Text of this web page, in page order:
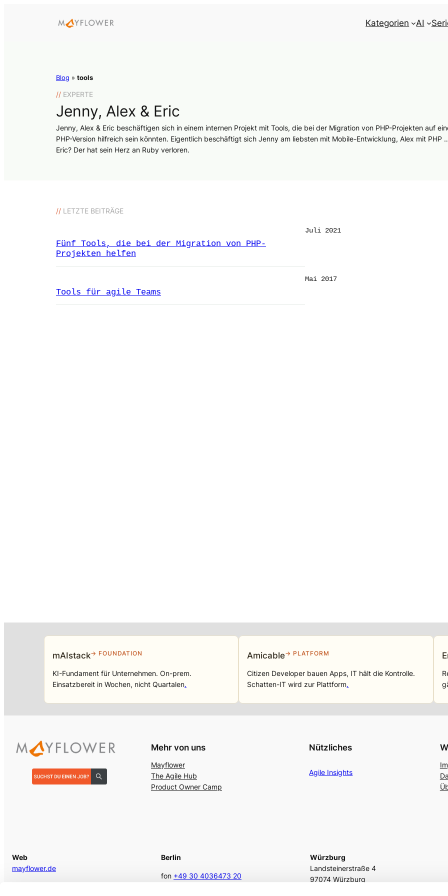
Kategorien AI
Blog » tools
// EXPERTE
Jenny, Alex & Eric
Jenny, Alex & Eric beschäftigen sich in einem internen Projekt mit Tools, die bei der Migration von PHP-Projekten auf
PHP-Version hilfreich sein könnten. Eigentlich beschäftigt sich Jenny am liebsten mit Mobile-Entwicklung, Alex mit PHP
Eric? Der hat sein Herz an Ruby verloren.
// LETZTE BEITRÄGE
Fünf Tools, die bei der Migration von PHP-
Projekten helfen
Juli 2021
Tools für agile Teams
Mai 2017
mAIstack→ FOUNDATION
KI-Fundament für Unternehmen. On-prem.
Einsatzbereit in Wochen, nicht Quartalen.
Amicable→ PLATFORM
Citizen Developer bauen Apps, IT hält die Kontrolle.
Schatten-IT wird zur Plattform.
Mehr von uns
Mayflower
The Agile Hub
Product Owner Camp
Nützliches
Agile Insights
Web
mayflower.de
Berlin
fon +49 30 4036473 20
Würzburg
Landsteinerstraße 4
97074 Würzburg